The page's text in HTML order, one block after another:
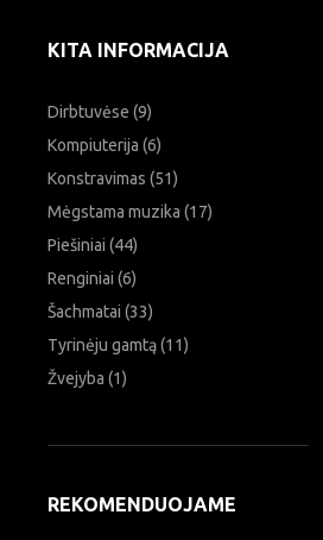
KITA INFORMACIJA
Dirbtuvėse (9)
Kompiuterija (6)
Konstravimas (51)
Mėgstama muzika (17)
Piešiniai (44)
Renginiai (6)
Šachmatai (33)
Tyrinėju gamtą(11)
Žvejyba (1)
REKOMENDUOJAME